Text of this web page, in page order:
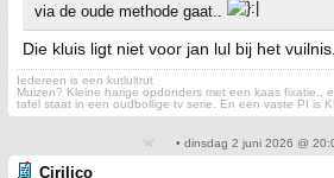
via de oude methode gaat..
Die kluis ligt niet voor jan lul bij het vuilnis.
Iedereen is een kutlultrut
Muizen? Kleine harige opdonders met een kaas fixatie.,
tafel staat in een oudbollige tv serie. En een vaste PI is
• dinsdag 2 juni 2026 @
Cirilico